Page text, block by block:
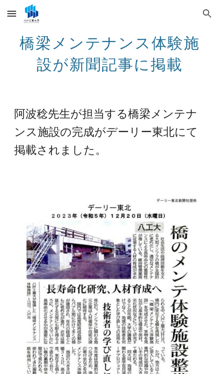
Skip to main content Skip to navigation
橋梁メンテナンス体験施
設が新聞記事に掲載
阿波稔先生が担当する橋梁メンテナ
ンス施設の完成がデーリー東北にて
掲載されました。